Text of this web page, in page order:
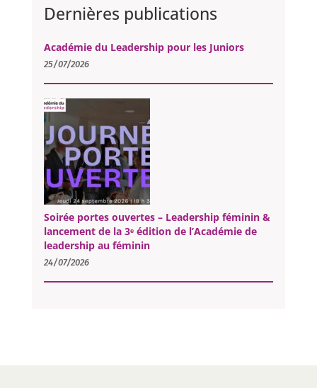
Dernières publications
Académie du Leadership pour les Juniors
25/07/2026
Soirée portes ouvertes – Leadership féminin &
lancement de la 3ᵉ édition de l’Académie de
leadership au féminin
24/07/2026